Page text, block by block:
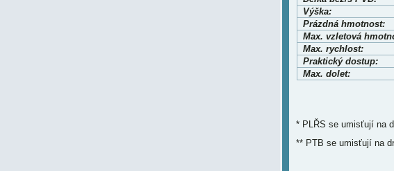
Výška:
Prázdná hmotnost:
Max. vzletová
Max. rychlost:
Praktický dostup:
Max. dolet:
* PLŘS se umisťují na
** PTB se umisťují na